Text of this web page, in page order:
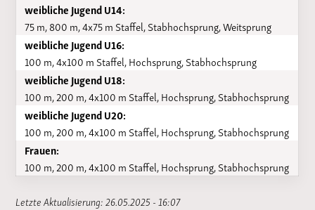
weibliche Jugend U14:
75 m, 800 m, 4x75 m Staffel, Stabhochsprung, Weitsprung
weibliche Jugend U16:
100 m, 4x100 m Staffel, Hochsprung, Stabhochsprung
weibliche Jugend U18:
100 m, 200 m, 4x100 m Staffel, Hochsprung, Stabhochsprung
weibliche Jugend U20:
100 m, 200 m, 4x100 m Staffel, Hochsprung, Stabhochsprung
Frauen:
100 m, 200 m, 4x100 m Staffel, Hochsprung, Stabhochsprung
Letzte Aktualisierung: 26.05.2025 - 16:07